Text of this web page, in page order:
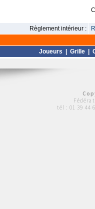
Règlement intérieur :
Joueurs Grille
tél : 01 39 44